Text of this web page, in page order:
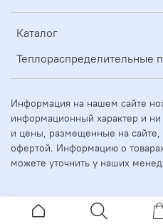
Каталог
Теплораспределительные
Информация на нашем сайте
информационный характер и
и цены, размещенные на сайте,
офертой. Информацию о
можете уточнить у наших